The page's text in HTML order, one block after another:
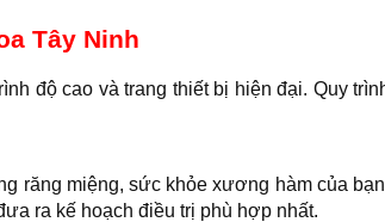
Tây Ninh
độ cao và trang thiết bị hiện đại. Quy
răng miệng, sức khỏe xương hàm của
ra kế hoạch điều trị phù hợp nhất.